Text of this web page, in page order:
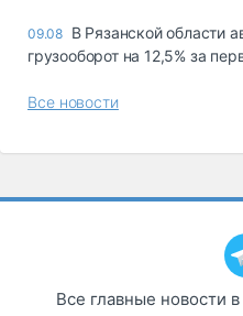
09.08 В Рязанской области
грузооборот на 12,5% за
Все новости
Все главные новости